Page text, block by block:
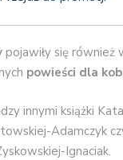
pojawiły się również
powieści dla
innymi książki
Adamczyk
Ignaciak.